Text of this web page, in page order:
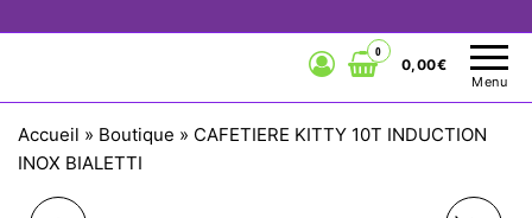
Menu
0
0,00€
Accueil » Boutique » CAFETIERE KITTY 10T INDUCTION
INOX BIALETTI